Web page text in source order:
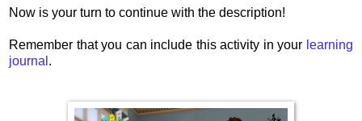
Now is your turn to continue with the description!
Remember that you can include this activity in your learning
journal .